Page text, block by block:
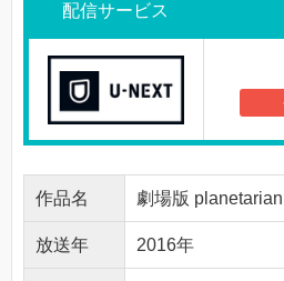
配信サービス
作品名 劇場版
放送年 2016年